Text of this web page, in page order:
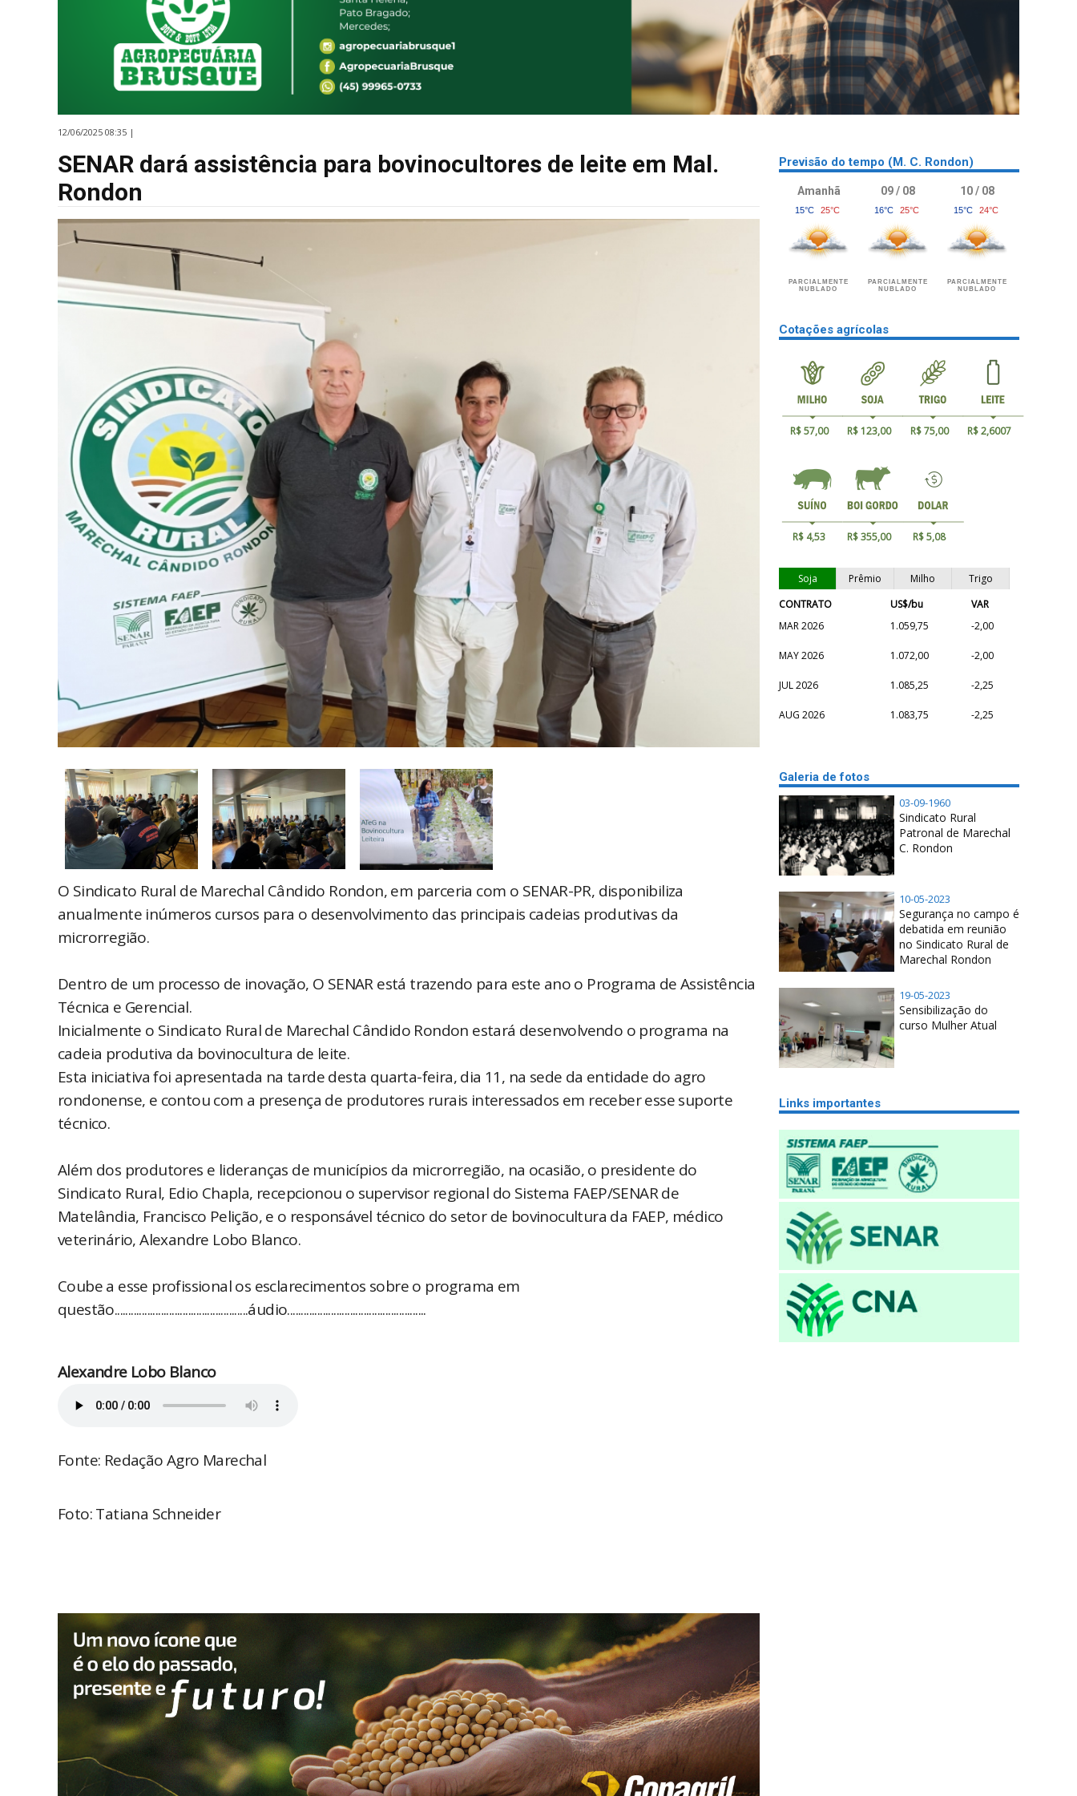
12/06/2025 08:35 |
SENAR dará assistência para bovinocultores de leite em Mal.
Rondon
O Sindicato Rural de Marechal Cândido Rondon, em parceria com o SENAR-PR, disponibiliza
anualmente inúmeros cursos para o desenvolvimento das principais cadeias produtivas da
microrregião.
Dentro de um processo de inovação, O SENAR está trazendo para este ano o Programa de Assistência
Técnica e Gerencial.
Inicialmente o Sindicato Rural de Marechal Cândido Rondon estará desenvolvendo o programa na
cadeia produtiva da bovinocultura de leite.
Esta iniciativa foi apresentada na tarde desta quarta-feira, dia 11, na sede da entidade do agro
rondonense, e contou com a presença de produtores rurais interessados em receber esse suporte
técnico.
Além dos produtores e lideranças de municípios da microrregião, na ocasião, o presidente do
Sindicato Rural, Edio Chapla, recepcionou o supervisor regional do Sistema FAEP/SENAR de
Matelândia, Francisco Pelição, e o responsável técnico do setor de bovinocultura da FAEP, médico
veterinário, Alexandre Lobo Blanco.
Coube a esse profissional os esclarecimentos sobre o programa em
questão.................................................áudio...................................................
Alexandre Lobo Blanco
Fonte: Redação Agro Marechal
Foto: Tatiana Schneider
Previsão do tempo (M. C. Rondon)
Amanhã
15°C 25°C
PARCIALMENTE
NUBLADO
09 / 08
16°C 25°C
PARCIALMENTE
NUBLADO
10 / 08
15°C 24°C
PARCIALMENTE
NUBLADO
Cotações agrícolas
R$ 57,00 R$ 123,00 R$ 75,00 R$ 2,6007
R$ 4,53 R$ 355,00 R$ 5,08
Soja Prêmio Milho
Trigo
CONTRATO
US$/bu
VAR
MAR 2026
1.059,75 -2,00
MAY 2026 1.072,00 -2,00
JUL 2026 1.085,25 -2,25
AUG 2026 1.083,75 -2,25
Galeria de fotos
03-09-1960
Sindicato Rural
Patronal de Marechal
C. Rondon
10-05-2023
Segurança no campo é
debatida em reunião
no Sindicato Rural de
Marechal Rondon
19-05-2023
Sensibilização do
curso Mulher Atual
Links importantes